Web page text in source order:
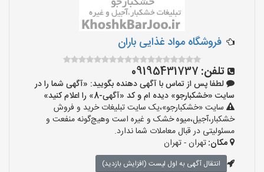
فروشگاه مواد غذایی باران
تلفن: 09195431737
لطفا پس از تماس با آگهی دهنده بگویید: «آگهی شما را در
سایت «خشکبارجو» دیده ام و کد «آگهی-8» را اعلام کنید»
سایت «خشکبارجو»،یک سایت تبلیغات خرید و فروش
خشکبار،آجیل،میوه خشک و غیره است وهیچ‌گونه منفعت و
مسئولیتی در قبال معاملات شما ندارد.
مکان:تهران - تهران
انتقال آگهی به اول لیست (افزایش بازدید)